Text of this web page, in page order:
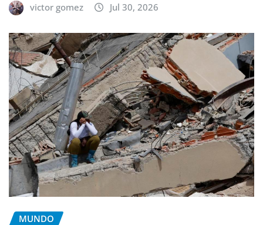
victor gomez Jul 30, 2026
MUNDO